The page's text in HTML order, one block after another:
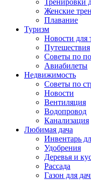
Тренировки
Женские
Плавание
Туризм
Новости для
Путешествия
Советы по
Авиабилеты
Недвижимость
Советы по
Новости
Вентиляция
Водопровод
Канализация
Любимая дача
Инвентарь
Удобрения
Деревья и
Рассада
Газон для